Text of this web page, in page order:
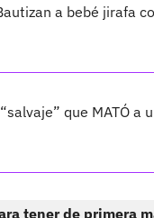
a bebé jirafa
que MATÓ a
tener de primera